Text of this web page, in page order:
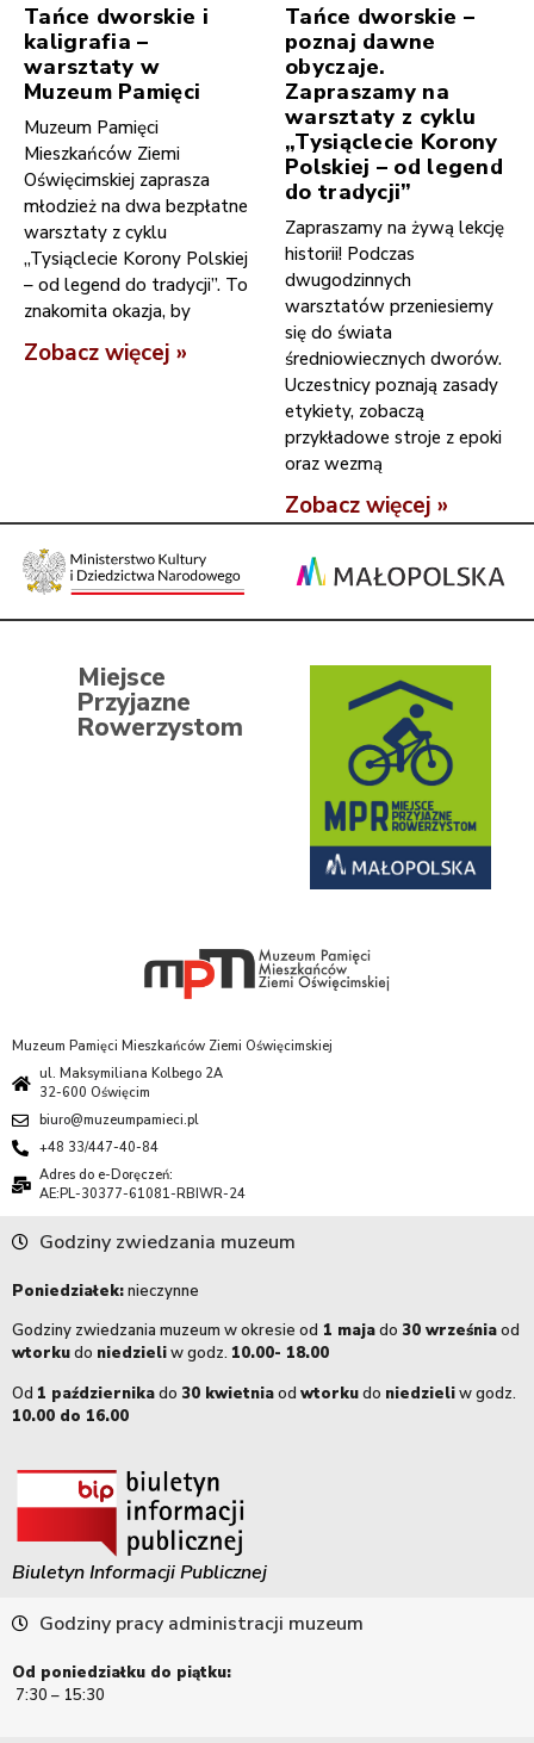
Tańce dworskie i
kaligrafia –
warsztaty w
Muzeum Pamięci
Muzeum Pamięci
Mieszkańców Ziemi
Oświęcimskiej zaprasza
młodzież na dwa bezpłatne
warsztaty z cyklu
„Tysiąclecie Korony Polskiej
– od legend do tradycji”. To
znakomita okazja, by
Zobacz więcej »
Tańce dworskie –
poznaj dawne
obyczaje.
Zapraszamy na
warsztaty z cyklu
„Tysiąclecie Korony
Polskiej – od legend
do tradycji”
Zapraszamy na żywą lekcję
historii! Podczas
dwugodzinnych
warsztatów przeniesiemy
się do świata
średniowiecznych dworów.
Uczestnicy poznają zasady
etykiety, zobaczą
przykładowe stroje z epoki
oraz wezmą
Zobacz więcej »
Miejsce
Przyjazne
Rowerzystom
Muzeum Pamięci Mieszkańców Ziemi Oświęcimskiej
ul. Maksymiliana Kolbego 2A
32-600 Oświęcim
biuro@muzeumpamieci.pl
+48 33/447-40-84
Adres do e-Doręczeń:
AE:PL-30377-61081-RBIWR-24
Godziny zwiedzania muzeum
Poniedziałek:nieczynne
Godziny zwiedzania muzeum w okresie od 1 majado 30 wrześniaod
wtorkudo niedzieliw godz. 10.00- 18.00
Od 1 październikado 30 kwietniaod wtorkudo niedzieliw godz.
10.00 do 16.00
Biuletyn Informacji Publicznej
Godziny pracy administracji muzeum
Od poniedziałku do piątku:
7:30 – 15:30